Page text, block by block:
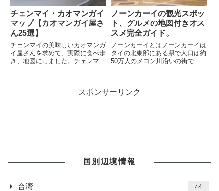
チェンマイ・カオマンガイ
マップ【カオマンガイ屋さ
ん25選】
チェンマイの美味しいカオマンガ
イ屋さんを求めて、実際に食べ歩
き、地図にしました。チェンマイ
12選カオマンガイのタレのレシ
ノーンカーイの観光スポッ
ト、グルメの地図付きオス
スメ完全ガイド。
ノーンカーイとはノーンカーイは
タイの北東部にある県で人口は約
50万人のメコン川沿いの街で
イラオス友好橋があり、バスや電
スポンサーリンク
国別辺境情報
台湾 44